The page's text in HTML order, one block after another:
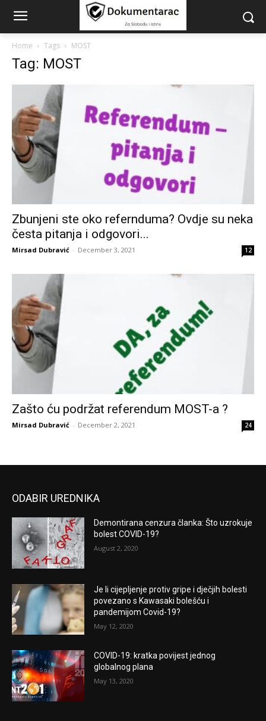
Home Tags MOST
Tag: MOST
Zbunjeni ste oko refernduma? Ovdje su neka
česta pitanja i odgovori...
Mirsad Dubravić - December 3, 2021 12
Zašto ću podržat referendum MOST-a ?
Mirsad Dubravić - December 2, 2021 24
ODABIR UREDNIKA
Demontirana cenzura članka: Što uzrokuje
bolest COVID-19?
August 2, 2020
Je li cijepljenje protiv gripe i dječjih bolesti
povezano s Kawasaki bolešću i
pandemijom Covid-19?
May 12, 2020
COVID-19: kratka povijest jednog
globalnog plana
May 13, 2020